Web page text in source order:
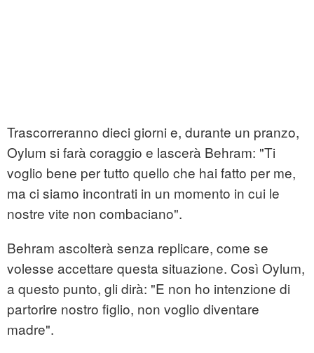
Trascorreranno dieci giorni e, durante un pranzo,
Oylum si farà coraggio e lascerà Behram: "Ti
voglio bene per tutto quello che hai fatto per me,
ma ci siamo incontrati in un momento in cui le
nostre vite non combaciano".
Behram ascolterà senza replicare, come se
volesse accettare questa situazione. Così Oylum,
a questo punto, gli dirà: "E non ho intenzione di
partorire nostro figlio, non voglio diventare
madre".